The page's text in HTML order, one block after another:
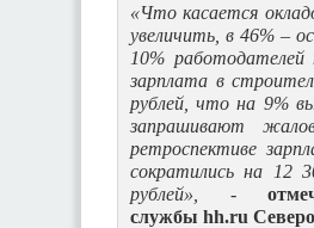
«Что касается
увеличить, в 46% –
10%
зарплата в
рублей, что на 9%
запрашивают
ретроспективе
сократились на 12
рублей», -
службы hh.ru